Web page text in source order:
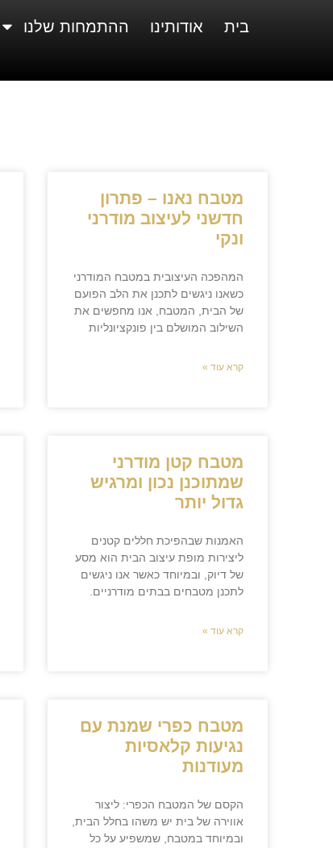
בית אודותינו ההתמחות שלנו
מטבח נאנו – פתרון
חדשני לעיצוב מודרני
ונקי
המהפכה העיצובית במטבח המודרני
כשאנו ניגשים לתכנן את הלב הפועם
של הבית, המטבח, אנו מחפשים את
השילוב המושלם בין פונקציונליות
קרא עוד »
מטבח קטן מודרני
שמתוכנן נכון ומרגיש
גדול יותר
האמנות שבהפיכת חללים קטנים
ליצירות מופת עיצוב הבית הוא מסע
של דיוק, ובמיוחד כאשר אנו ניגשים
לתכנן מטבחים בבתים מודרניים.
קרא עוד »
מטבח כפרי שמנת עם
נגיעות קלאסיות
מעודנות
הקסם של המטבח הכפרי: ליצור
אווירה של בית יש משהו בחלל הבית,
ובמיוחד במטבח, שמשפיע על כל